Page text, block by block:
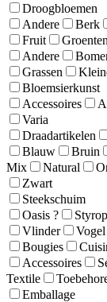
Droogbloemen
Andere
Berk
Fruit
Groenten
Andere
Grassen
Bloemsierkunst
Accessoires
Varia
Draadartikelen
Blauw
Bruin
Mix
Natural
Zwart
Steekschuim
Oasis ?
Vlinder
Vogel
Bougies
Accessoires
Textile
Emballage